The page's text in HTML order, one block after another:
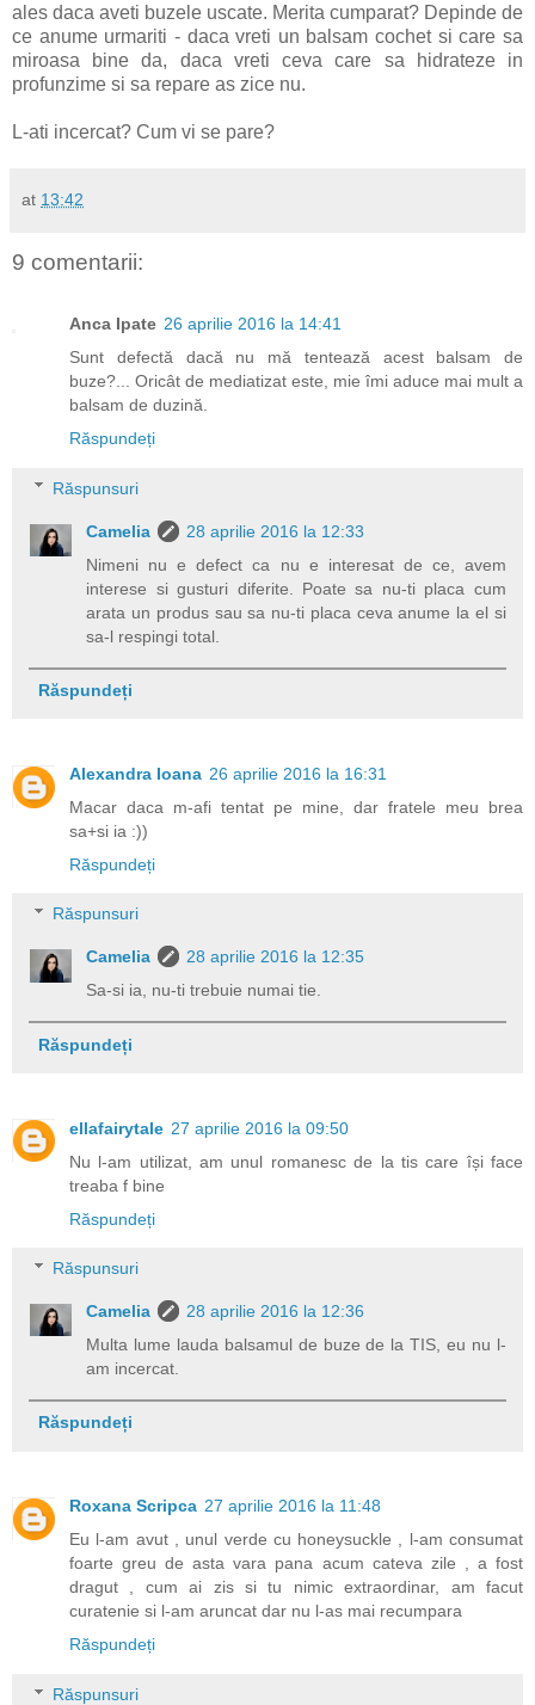
ales daca aveti buzele uscate. Merita cumparat? Depinde de
ce anume urmariti - daca vreti un balsam cochet si care sa
miroasa bine da, daca vreti ceva care sa hidrateze in
profunzime si sa repare as zice nu.
L-ati incercat? Cum vi se pare?
at 13:42
9 comentarii:
Anca Ipate 26 aprilie 2016 la 14:41
Sunt defectă dacă nu mă tentează acest balsam de
buze?... Oricât de mediatizat este, mie îmi aduce mai mult a
balsam de duzină.
Răspundeți
Răspunsuri
Camelia
28 aprilie 2016 la 12:33
Nimeni nu e defect ca nu e interesat de ce, avem
interese si gusturi diferite. Poate sa nu-ti placa cum
arata un produs sau sa nu-ti placa ceva anume la el si
sa-l respingi total.
Răspundeți
Alexandra Ioana 26 aprilie 2016 la 16:31
Macar daca m-afi tentat pe mine, dar fratele meu brea
sa+si ia :))
Răspundeți
Răspunsuri
Camelia
28 aprilie 2016 la 12:35
Sa-si ia, nu-ti trebuie numai tie.
Răspundeți
ellafairytale 27 aprilie 2016 la 09:50
Nu l-am utilizat, am unul romanesc de la tis care își face
treaba f bine
Răspundeți
Răspunsuri
Camelia
28 aprilie 2016 la 12:36
Multa lume lauda balsamul de buze de la TIS, eu nu l-
am incercat.
Răspundeți
Roxana Scripca 27 aprilie 2016 la 11:48
Eu l-am avut , unul verde cu honeysuckle , l-am consumat
foarte greu de asta vara pana acum cateva zile , a fost
dragut , cum ai zis si tu nimic extraordinar, am facut
curatenie si l-am aruncat dar nu l-as mai recumpara
Răspundeți
Răspunsuri